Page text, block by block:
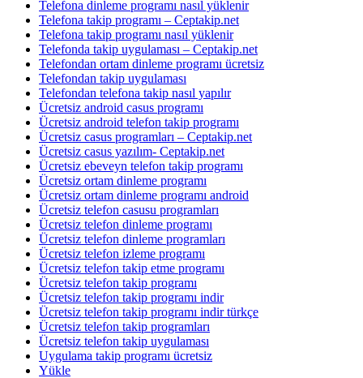
Telefona dinleme programı nasıl yüklenir
Telefona takip programı – Ceptakip.net
Telefona takip programı nasıl yüklenir
Telefonda takip uygulaması – Ceptakip.net
Telefondan ortam dinleme programı ücretsiz
Telefondan takip uygulaması
Telefondan telefona takip nasıl yapılır
Ücretsiz android casus programı
Ücretsiz android telefon takip programı
Ücretsiz casus programları – Ceptakip.net
Ücretsiz casus yazılım- Ceptakip.net
Ücretsiz ebeveyn telefon takip programı
Ücretsiz ortam dinleme programı
Ücretsiz ortam dinleme programı android
Ücretsiz telefon casusu programları
Ücretsiz telefon dinleme programı
Ücretsiz telefon dinleme programları
Ücretsiz telefon izleme programı
Ücretsiz telefon takip etme programı
Ücretsiz telefon takip programı
Ücretsiz telefon takip programı indir
Ücretsiz telefon takip programı indir türkçe
Ücretsiz telefon takip programları
Ücretsiz telefon takip uygulaması
Uygulama takip programı ücretsiz
Yükle